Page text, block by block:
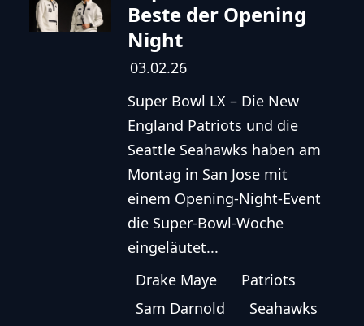
Beste der Opening
Night
03.02.26
Super Bowl LX – Die New
England Patriots und die
Seattle Seahawks haben am
Montag in San Jose mit
einem Opening-Night-Event
die Super-Bowl-Woche
eingeläutet...
Drake Maye
Patriots
Sam Darnold
Seahawks